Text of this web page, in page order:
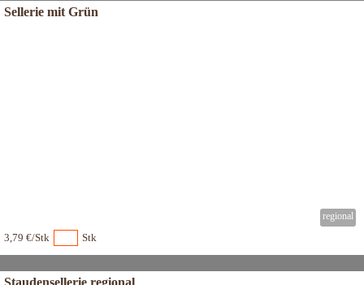
Sellerie mit Grün
3,79 €/Stk Stk